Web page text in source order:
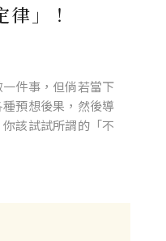
」！
件事，但倘若當下
預想後果，然後導
該試試所謂的「不